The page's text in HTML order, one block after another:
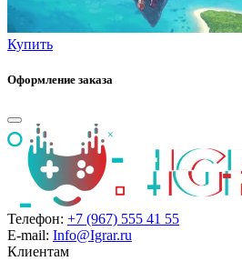
Купить
Оформление заказа
Телефон: +7 (967) 555 41 55
E-mail: Info@Igrar.ru
Клиентам